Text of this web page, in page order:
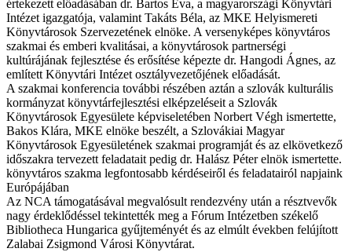
értekezett előadásában dr. Bartos Éva, a magyarországi Könyvtári
Intézet igazgatója, valamint Takáts Béla, az MKE Helyismereti
Könyvtárosok Szervezetének elnöke. A versenyképes könyvtáros
szakmai és emberi kvalitásai, a könyvtárosok partnerségi
kultúrájának fejlesztése és erősítése képezte dr. Hangodi Ágnes, az
említett Könyvtári Intézet osztályvezetőjének előadását.
A szakmai konferencia további részében aztán a szlovák kulturális
kormányzat könyvtárfejlesztési elképzeléseit a Szlovák
Könyvtárosok Egyesülete képviseletében Norbert Végh ismertette,
Bakos Klára, MKE elnöke beszélt, a Szlovákiai Magyar
Könyvtárosok Egyesületének szakmai programját és az elkövetkező
időszakra tervezett feladatait pedig dr. Halász Péter elnök ismertette.
könyvtáros szakma legfontosabb kérdéseiről és feladatairól napjaink
Európájában
Az NCA támogatásával megvalósult rendezvény után a résztvevők
nagy érdeklődéssel tekintették meg a Fórum Intézetben székelő
Bibliotheca Hungarica gyűjteményét és az elmúlt években felújított
Zalabai Zsigmond Városi Könyvtárat.